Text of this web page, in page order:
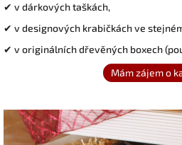
✔ v dárkových taškách,
✔ v designových krabičkách ve
✔ v originálních dřevěných boxech